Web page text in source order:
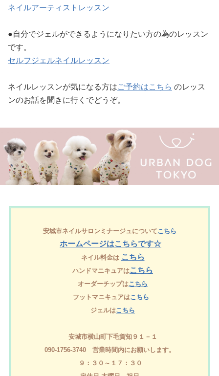
ネイルアーティストレッスン
●自分でジェルができるようになりたい方の為のレッスン
です。
セルフジェルネイルレッスン
ネイルレッスンが気になる方はご予約はこちら のレッス
ンのお話を聞きに行くでどうぞ。
安城市ネイルサロンミナージュについてこちら
ホームページはこちらです☆
ネイル料金は こちら
ハンドマニキュアはこちら
オーダーチップはこちら
フットマニキュアはこちら
ジェルはこちら
安城市横山町下毛賀知９１－１
090-1756-3740 営業時間内にお願いします。
９：３０～１７：３０